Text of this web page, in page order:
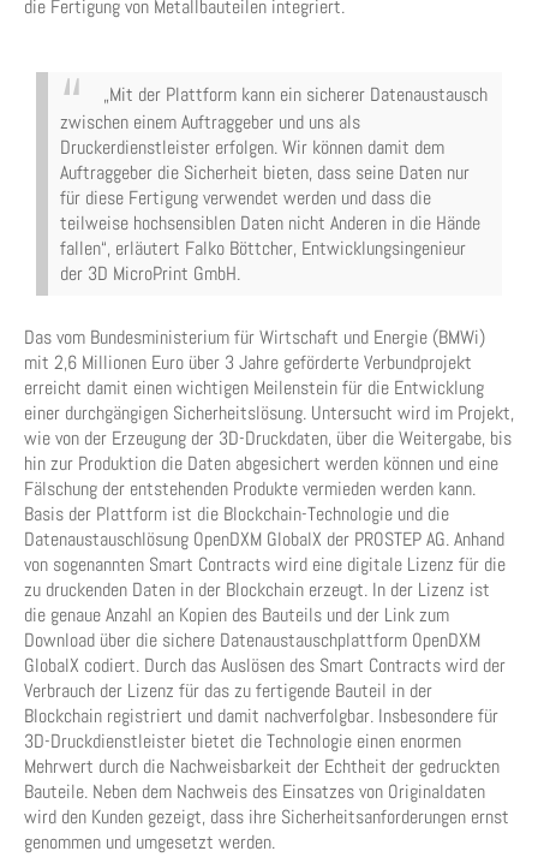
die Fertigung von Metallbauteilen integriert.
„Mit der Plattform kann ein sicherer Datenaustausch
zwischen einem Auftraggeber und uns als
Druckerdienstleister erfolgen. Wir können damit dem
Auftraggeber die Sicherheit bieten, dass seine Daten nur
für diese Fertigung verwendet werden und dass die
teilweise hochsensiblen Daten nicht Anderen in die Hände
fallen“, erläutert Falko Böttcher, Entwicklungsingenieur
der 3D MicroPrint GmbH.
Das vom Bundesministerium für Wirtschaft und Energie (BMWi)
mit 2,6 Millionen Euro über 3 Jahre geförderte Verbundprojekt
erreicht damit einen wichtigen Meilenstein für die Entwicklung
einer durchgängigen Sicherheitslösung. Untersucht wird im Projekt,
wie von der Erzeugung der 3D-Druckdaten, über die Weitergabe, bis
hin zur Produktion die Daten abgesichert werden können und eine
Fälschung der entstehenden Produkte vermieden werden kann.
Basis der Plattform ist die Blockchain-Technologie und die
Datenaustauschlösung OpenDXM GlobalX der PROSTEP AG. Anhand
von sogenannten Smart Contracts wird eine digitale Lizenz für die
zu druckenden Daten in der Blockchain erzeugt. In der Lizenz ist
die genaue Anzahl an Kopien des Bauteils und der Link zum
Download über die sichere Datenaustauschplattform OpenDXM
GlobalX codiert. Durch das Auslösen des Smart Contracts wird der
Verbrauch der Lizenz für das zu fertigende Bauteil in der
Blockchain registriert und damit nachverfolgbar. Insbesondere für
3D-Druckdienstleister bietet die Technologie einen enormen
Mehrwert durch die Nachweisbarkeit der Echtheit der gedruckten
Bauteile. Neben dem Nachweis des Einsatzes von Originaldaten
wird den Kunden gezeigt, dass ihre Sicherheitsanforderungen ernst
genommen und umgesetzt werden.